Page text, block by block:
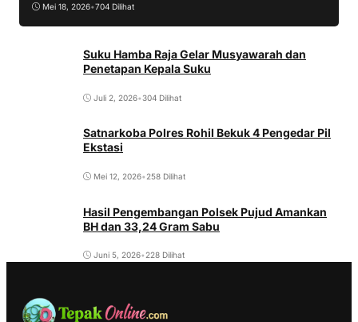
Mei 18, 2026•704 Dilihat
Suku Hamba Raja Gelar Musyawarah dan
Penetapan Kepala Suku
Juli 2, 2026•304 Dilihat
Satnarkoba Polres Rohil Bekuk 4 Pengedar Pil
Ekstasi
Mei 12, 2026• 258 Dilihat
Hasil Pengembangan Polsek Pujud Amankan
BH dan 33,24 Gram Sabu
Juni 5, 2026• 228 Dilihat